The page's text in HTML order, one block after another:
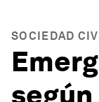
SOCIEDAD